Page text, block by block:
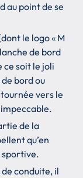
au point de se
le logo « M
de bord
ce soit le joli
bord ou
vers le
de la
qu’en
sportive.
conduite, il